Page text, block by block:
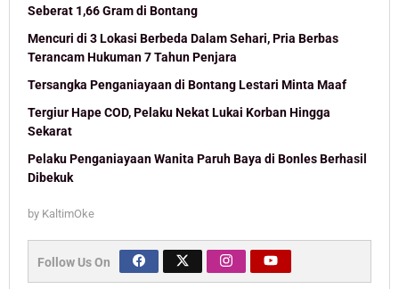
Seberat 1,66 Gram di Bontang
Mencuri di 3 Lokasi Berbeda Dalam Sehari, Pria Berbas
Terancam Hukuman 7 Tahun Penjara
Tersangka Penganiayaan di Bontang Lestari Minta Maaf
Tergiur Hape COD, Pelaku Nekat Lukai Korban Hingga
Sekarat
Pelaku Penganiayaan Wanita Paruh Baya di Bonles Berhasil
Dibekuk
by KaltimOke
Follow Us On